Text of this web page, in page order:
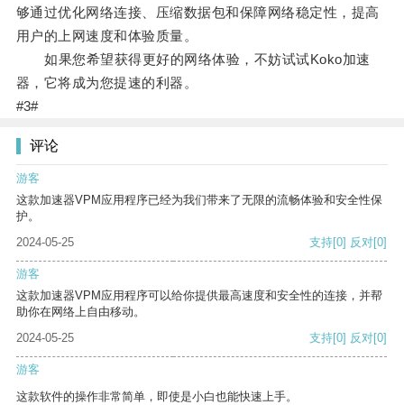
够通过优化网络连接、压缩数据包和保障网络稳定性，提高
用户的上网速度和体验质量。
如果您希望获得更好的网络体验，不妨试试Koko加速
器，它将成为您提速的利器。
#3#
评论
游客
这款加速器VPM应用程序已经为我们带来了无限的流畅体验和安全性保
护。
2024-05-25
支持[0] 反对[0]
游客
这款加速器VPM应用程序可以给你提供最高速度和安全性的连接，并帮
助你在网络上自由移动。
2024-05-25
支持[0] 反对[0]
游客
这款软件的操作非常简单，即使是小白也能快速上手。